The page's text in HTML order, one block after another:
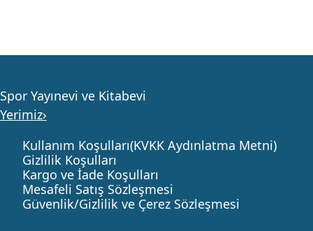
Spor Yayınevi ve Kitabevi
Yerimiz›
Kullanım Koşulları(KVKK Aydınlatma Metni)
Gizlilik Koşulları
Kargo ve İade Koşulları
Mesafeli Satış Sözleşmesi
Güvenlik/Gizlilik ve Çerez Sözleşmesi